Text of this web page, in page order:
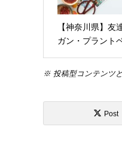
【神奈川県】友
ガン・プラント
※ 投稿型コンテンツ
Post